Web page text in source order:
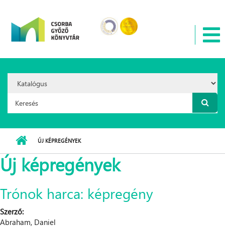
Option:
Keresés űrlap
ÚJ KÉPREGÉNYEK
Új képregények
Trónok harca: képregény
Szerző:
Abraham, Daniel